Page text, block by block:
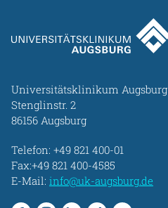
Universitätsklinikum Augsburg
Stenglinstr. 2
86156 Augsburg
Telefon: +49 821 400-01
Fax:+49 821 400-4585
E-Mail: info@uk-augsburg.de